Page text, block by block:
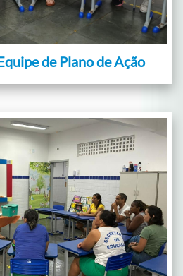
de Plano de Ação